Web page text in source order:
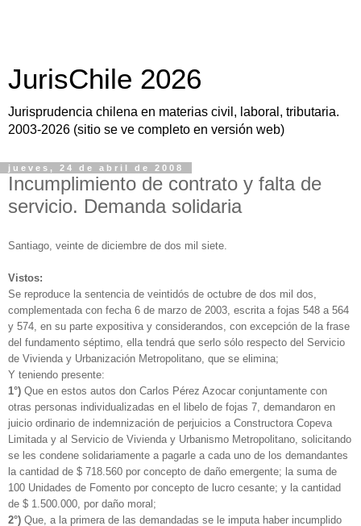
JurisChile 2026
Jurisprudencia chilena en materias civil, laboral, tributaria.
2003-2026 (sitio se ve completo en versión web)
jueves, 24 de abril de 2008
Incumplimiento de contrato y falta de
servicio. Demanda solidaria
Santiago, veinte de diciembre de dos mil siete.
Vistos:
Se reproduce la sentencia de veintidós de octubre de dos mil dos,
complementada con fecha 6 de marzo de 2003, escrita a fojas 548 a 564
y 574, en su parte expositiva y considerandos, con excepción de la frase
del fundamento séptimo, ella tendrá que serlo sólo respecto del Servicio
de Vivienda y Urbanización Metropolitano, que se elimina;
Y teniendo presente:
1°) Que en estos autos don Carlos Pérez Azocar conjuntamente con
otras personas individualizadas en el libelo de fojas 7, demandaron en
juicio ordinario de indemnización de perjuicios a Constructora Copeva
Limitada y al Servicio de Vivienda y Urbanismo Metropolitano, solicitando
se les condene solidariamente a pagarle a cada uno de los demandantes
la cantidad de $ 718.560 por concepto de daño emergente; la suma de
100 Unidades de Fomento por concepto de lucro cesante; y la cantidad
de $ 1.500.000, por daño moral;
2°) Que, a la primera de las demandadas se le imputa haber incumplido